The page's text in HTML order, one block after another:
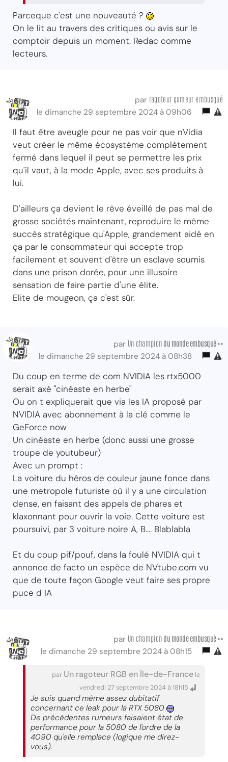
Parceque c'est une nouveauté ?
On le lit au travers des critiques ou avis sur le
comptoir depuis un moment. Redac comme
lecteurs.
par ragoteur gameur embusqué
le dimanche 29 septembre 2024 à 09h06
Il faut être aveugle pour ne pas voir que nVidia
veut créer le même écosystème complètement
fermé dans lequel il peut se permettre les prix
qu'il vaut, à la mode Apple, avec ses produits à
lui.
D'ailleurs ça devient le rêve éveillé de pas mal de
grosse sociétés maintenant, reproduire le même
succès stratégique qu'Apple, grandement aidé en
ça par le consommateur qui accepte trop
facilement et souvent d'être un esclave soumis
dans une prison dorée, pour une illusoire
sensation de faire partie d'une élite.
Elite de mougeon, ça c'est sûr.
par Un champion du monde embusqué ••
le dimanche 29 septembre 2024 à 08h38
Du coup en terme de com NVIDIA les rtx5000
serait axé "cinéaste en herbe"
Ou on t expliquerait que via les IA proposé par
NVIDIA avec abonnement à la clé comme le
GeForce now
Un cinéaste en herbe (donc aussi une grosse
troupe de youtubeur)
Avec un prompt :
La voiture du héros de couleur jaune fonce dans
une metropole futuriste où il y a une circulation
dense, en faisant des appels de phares et
klaxonnant pour ouvrir la voie. Cette voiture est
poursuivi, par 3 voiture noire A, B.... Blablabla
Et du coup pif/pouf, dans la foulé NVIDIA qui t
annonce de facto un espèce de NVtube.com vu
que de toute façon Google veut faire ses propre
puce d IA
par Un champion du monde embusqué ••
le dimanche 29 septembre 2024 à 08h15
par Un ragoteur RGB en Île-de-France le
vendredi 27 septembre 2024 à 18h15
Je suis quand même assez dubitatif
concernant ce leak pour la RTX 5080
De précédentes rumeurs faisaient état de
performance pour la 5080 de l'ordre de la
4090 qu'elle remplace (logique me direz-
vous).